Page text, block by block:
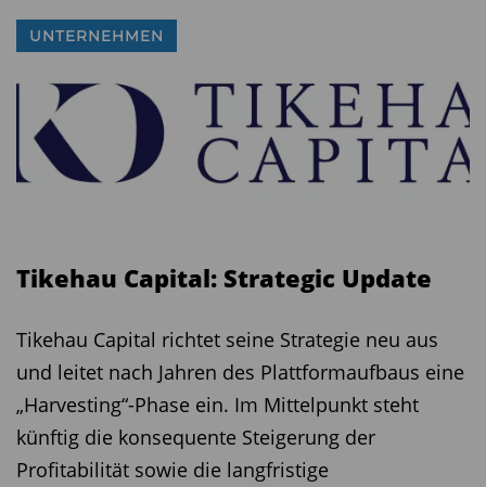
UNTERNEHMEN
Tikehau Capital: Strategic Update
Tikehau Capital richtet seine Strategie neu aus
und leitet nach Jahren des Plattformaufbaus eine
„Harvesting“-Phase ein. Im Mittelpunkt steht
künftig die konsequente Steigerung der
Profitabilität sowie die langfristige